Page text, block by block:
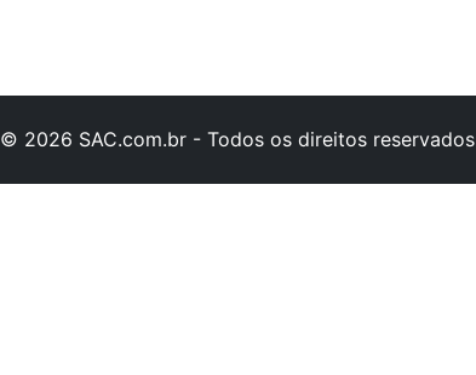
© 2026 SAC.com.br - Todos os direitos reservados